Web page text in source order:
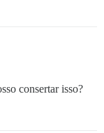
consertar isso?